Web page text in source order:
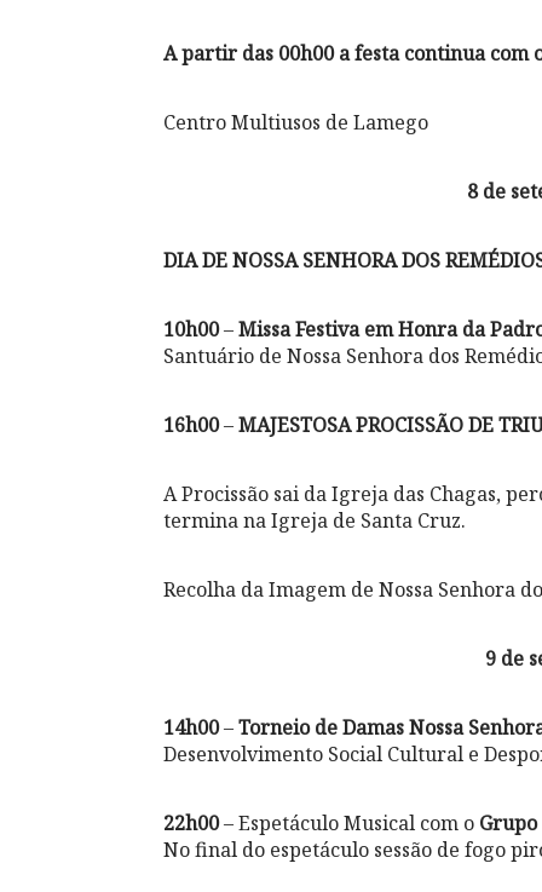
A partir das 00h00 a festa continua com
Centro Multiusos de Lamego
8 de
DIA DE NOSSA SENHORA DOS
10h00–Missa Festiva em Honra da
Santuário de Nossa Senhora dos
16h00–MAJESTOSA PROCISSÃO DE
A Procissão sai da Igreja das Chagas,
termina na Igreja de Santa Cruz.
Recolha da Imagem de Nossa Senhora
9 de
14h00–Torneio de Damas Nossa
Desenvolvimento Social Cultural e
22h00– Espetáculo Musical com o Grupo
No final do espetáculo sessão de fogo